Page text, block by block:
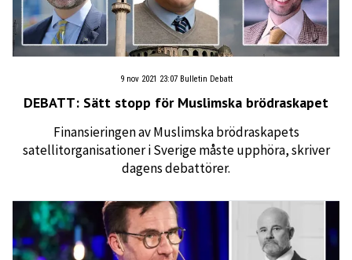
9 nov 2021 23:07 Bulletin Debatt
DEBATT: Sätt stopp för Muslimska brödraskapet
Finansieringen av Muslimska brödraskapets
satellitorganisationer i Sverige måste upphöra, skriver
dagens debattörer.